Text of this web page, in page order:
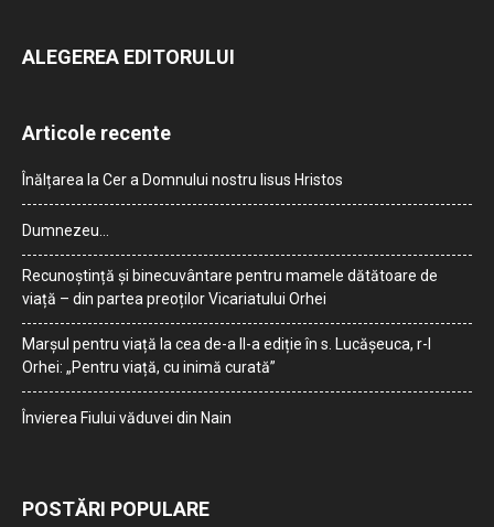
ALEGEREA EDITORULUI
Articole recente
Înălțarea la Cer a Domnului nostru Iisus Hristos
Dumnezeu…
Recunoștință și binecuvântare pentru mamele dătătoare de
viață – din partea preoților Vicariatului Orhei
Marșul pentru viață la cea de-a II-a ediție în s. Lucășeuca, r-l
Orhei: „Pentru viață, cu inimă curată”
Învierea Fiului văduvei din Nain
POSTĂRI POPULARE